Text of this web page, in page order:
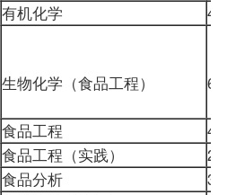
有机化学 4
生物化学（食品工程） 6
食品工程
4
食品工程（实践） 2
食品分析
3